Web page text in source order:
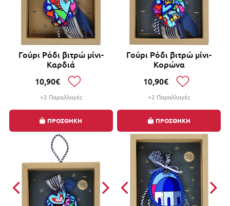
Γούρι Ρόδι βιτρώ μίνι-
Καρδιά
10,90€
+2 Παραλλαγές
ΠΡΟΣΘΗΚΗ
Γούρι Ρόδι βιτρώ μίνι-
Κορώνα
10,90€
+2 Παραλλαγές
ΠΡΟΣΘΗΚΗ